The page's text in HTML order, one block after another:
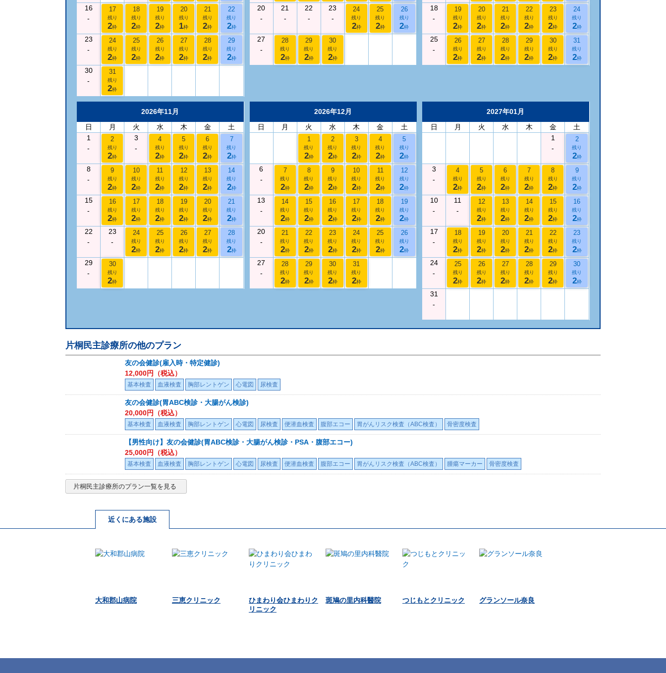
16
-
17
残り
2枠
18
残り
2枠
19
残り
2枠
20
残り
1枠
21
残り
2枠
22
残り
2枠
23
-
24
残り
2枠
25
残り
2枠
26
残り
2枠
27
残り
2枠
28
残り
2枠
29
残り
2枠
30
-
31
残り
2枠
20
-
21
-
22
-
23
-
24
残り
2枠
25
残り
2枠
26
残り
2枠
27
-
28
残り
2枠
29
残り
2枠
30
残り
2枠
18
-
19
残り
2枠
20
残り
2枠
21
残り
2枠
22
残り
2枠
23
残り
2枠
24
残り
2枠
25
-
26
残り
2枠
27
残り
2枠
28
残り
2枠
29
残り
2枠
30
残り
2枠
31
残り
2枠
2026年11月
日
月 火 水 木 金
土
1
-
2
残り
2枠
3
-
4
残り
2枠
5
残り
2枠
6
残り
2枠
7
残り
2枠
8
-
9
残り
2枠
10
残り
2枠
11
残り
2枠
12
残り
2枠
13
残り
2枠
14
残り
2枠
15
-
16
残り
2枠
17
残り
2枠
18
残り
2枠
19
残り
2枠
20
残り
2枠
21
残り
2枠
22
-
23
-
24
残り
2枠
25
残り
2枠
26
残り
2枠
27
残り
2枠
28
残り
2枠
29
-
30
残り
2枠
2026年12月
日
月 火 水 木 金 土
1
残り
2枠
2
残り
2枠
3
残り
2枠
4
残り
2枠
5
残り
2枠
6
-
7
残り
2枠
8
残り
2枠
9
残り
2枠
10
残り
2枠
11
残り
2枠
12
残り
2枠
13
-
14
残り
2枠
15
残り
2枠
16
残り
2枠
17
残り
2枠
18
残り
2枠
19
残り
2枠
20
-
21
残り
2枠
22
残り
2枠
23
残り
2枠
24
残り
2枠
25
残り
2枠
26
残り
2枠
27
-
28
残り
2枠
29
残り
2枠
30
残り
2枠
31
残り
2枠
2027年01月
日
月 火 水 木 金
土
1
-
2
残り
2枠
3
-
4
残り
2枠
5
残り
2枠
6
残り
2枠
7
残り
2枠
8
残り
2枠
9
残り
2枠
10
-
11
-
12
残り
2枠
13
残り
2枠
14
残り
2枠
15
残り
2枠
16
残り
2枠
17
-
18
残り
2枠
19
残り
2枠
20
残り
2枠
21
残り
2枠
22
残り
2枠
23
残り
2枠
24
-
25
残り
2枠
26
残り
2枠
27
残り
2枠
28
残り
2枠
29
残り
2枠
30
残り
2枠
31
-
片桐民主診療所の他のプラン
友の会健診(雇入時・特定健診)
12,000円（税込）
基本検査 血液検査 胸部レントゲン 心電図 尿検査
友の会健診(胃ABC検診・大腸がん検診)
20,000円（税込）
基本検査 血液検査 胸部レントゲン 心電図 尿検査 便潜血検査 腹部エコー 胃がんリスク検査（ABC検査） 骨密度検査
【男性向け】友の会健診(胃ABC検診・大腸がん検診・PSA・腹部エコー)
25,000円（税込）
基本検査 血液検査 胸部レントゲン 心電図 尿検査 便潜血検査 腹部エコー 胃がんリスク検査（ABC検査） 腫瘍マーカー 骨密度検査
片桐民主診療所のプラン一覧を見る
近くにある施設
大和郡山病院 三恵クリニック
ひまわり会ひまわりク
リニック
斑鳩の里内科醫院 つじもとクリニック グランソール奈良